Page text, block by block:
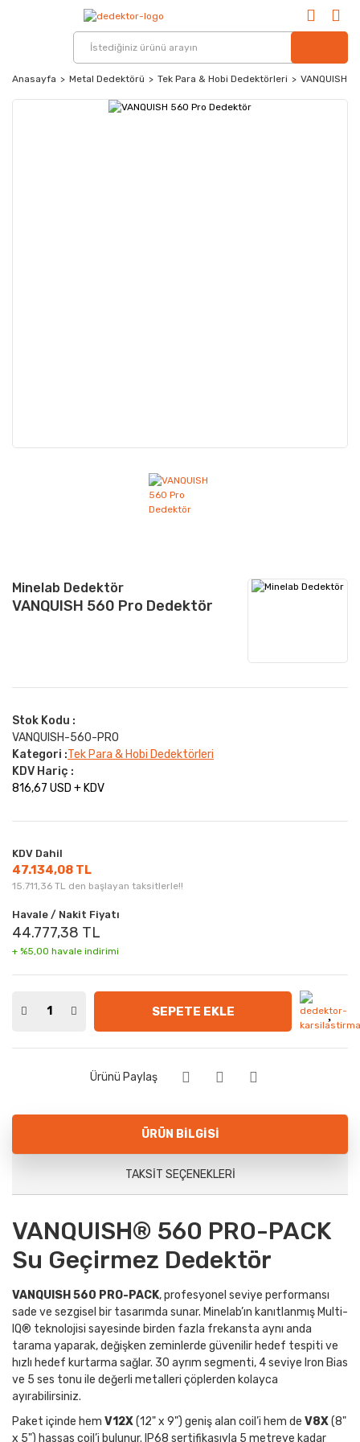
Anasayfa Metal Dedektörü Tek Para & Hobi Dedektörleri VANQUISH
Minelab Dedektör
VANQUISH 560 Pro Dedektör
Stok Kodu :
VANQUISH-560-PRO
Kategori :Tek Para & Hobi Dedektörleri
KDV Hariç :
816,67 USD + KDV
KDV Dahil
47.134,08 TL
15.711,36 TL den başlayan taksitlerle!!
Havale / Nakit Fiyatı
44.777,38 TL
+ %5,00 havale indirimi
SEPETE EKLE
Ürünü Paylaş
ÜRÜN BILGISI
TAKSIT SEÇENEKLERI
VANQUISH® 560 PRO-PACK
Su Geçirmez Dedektör
VANQUISH 560 PRO-PACK, profesyonel seviye performansı
sade ve sezgisel bir tasarımda sunar. Minelab’ın kanıtlanmış Multi-
IQ® teknolojisi sayesinde birden fazla frekansta aynı anda
tarama yaparak, değişken zeminlerde güvenilir hedef tespiti ve
hızlı hedef kurtarma sağlar. 30 ayrım segmenti, 4 seviye Iron Bias
ve 5 ses tonu ile değerli metalleri çöplerden kolayca
ayırabilirsiniz.
Paket içinde hem V12X(12" x 9") geniş alan coil’i hem de V8X(8"
x 5") hassas coil’i bulunur. IP68 sertifikasıyla 5 metreye kadar